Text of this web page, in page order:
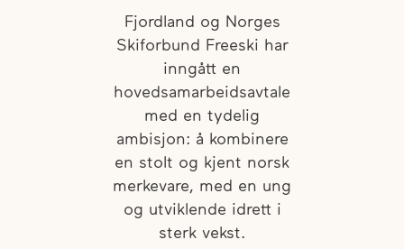
Fjordland og Norges
Skiforbund Freeski har
inngått en
hovedsamarbeidsavtale
med en tydelig
ambisjon: å kombinere
en stolt og kjent norsk
merkevare, med en ung
og utviklende idrett i
sterk vekst.